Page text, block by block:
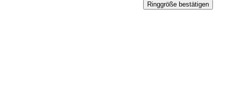
Ringgröße bestätigen